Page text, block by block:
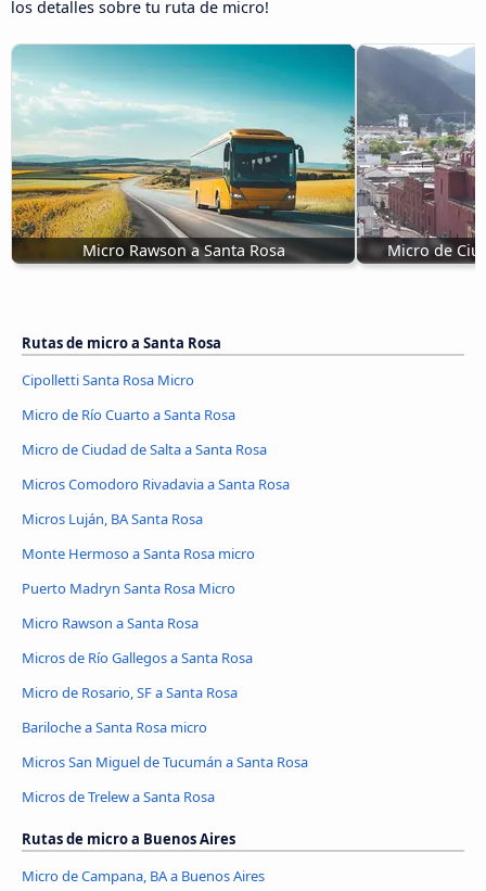
los detalles sobre tu ruta de micro!
Micro Rawson a Santa Rosa Micro de
Rutas de micro a Santa Rosa
Cipolletti Santa Rosa Micro
Micro de Río Cuarto a Santa Rosa
Micro de Ciudad de Salta a Santa Rosa
Micros Comodoro Rivadavia a Santa Rosa
Micros Luján, BA Santa Rosa
Monte Hermoso a Santa Rosa micro
Puerto Madryn Santa Rosa Micro
Micro Rawson a Santa Rosa
Micros de Río Gallegos a Santa Rosa
Micro de Rosario, SF a Santa Rosa
Bariloche a Santa Rosa micro
Micros San Miguel de Tucumán a Santa Rosa
Micros de Trelew a Santa Rosa
Rutas de micro a Buenos Aires
Micro de Campana, BA a Buenos Aires